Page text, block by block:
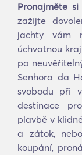
Pronajměte
zažijte
jachty vám
úchvatnou
po
Senhora da
svobodu při
destinace
plavbě v
a zátok,
koupání,